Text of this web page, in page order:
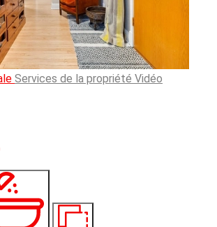
Services de la propriété Vidéo